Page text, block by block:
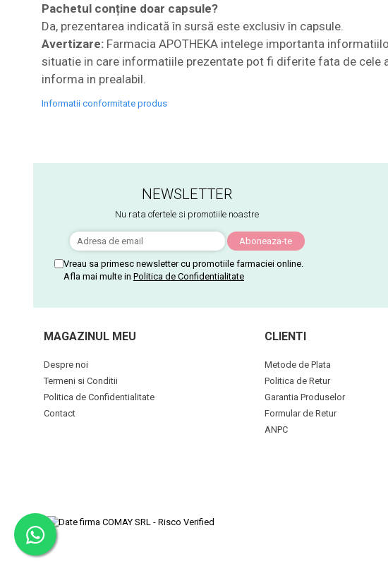
Pachetul conține doar capsule?
Da, prezentarea indicată în sursă este exclusiv în capsule.
Avertizare: Farmacia APOTHEKA intelege importanta
situatie in care informatiile prezentate pot fi diferite fata de cele
informa in prealabil.
Informatii conformitate produs
NEWSLETTER
Nu rata ofertele si promotiile noastre
Vreau sa primesc newsletter cu promotiile farmaciei online.
Afla mai multe in Politica de Confidentialitate
MAGAZINUL MEU
Despre noi
Termeni si Conditii
Politica de Confidentialitate
Contact
CLIENTI
Metode de Plata
Politica de Retur
Garantia Produselor
Formular de Retur
ANPC